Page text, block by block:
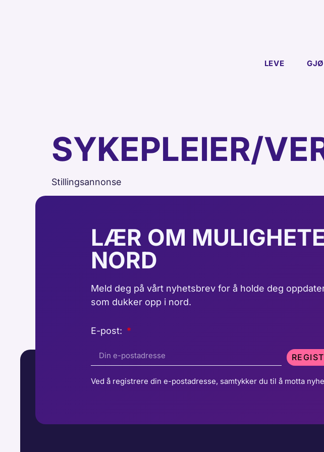
LEVE
SYKEPLEIER/
Stillingsannonse
LÆR OM
NORD
Meld deg på vårt nyhetsbrev for å holde deg
som dukker opp i nord.
E-post:
Ved å registrere din e-postadresse, samtykker du til å motta